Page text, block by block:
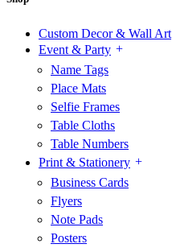
Custom Decor & Wall Art
Event & Party
Name Tags
Place Mats
Selfie Frames
Table Cloths
Table Numbers
Print & Stationery
Business Cards
Flyers
Note Pads
Posters